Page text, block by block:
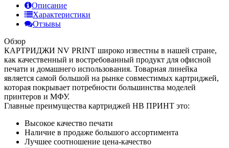
Описание
Характеристики
Отзывы
Обзор
КАРТРИДЖИ NV PRINT широко известны в нашей стране,
как качественный и востребованный продукт для офисной
печати и домашнего использования. Товарная линейка
является самой большой на рынке совместимых картриджей,
которая покрывает потребности большинства моделей
принтеров и МФУ.
Главные преимущества картриджей НВ ПРИНТ это:
Высокое качество печати
Наличие в продаже большого ассортимента
Лучшее соотношение цена-качество